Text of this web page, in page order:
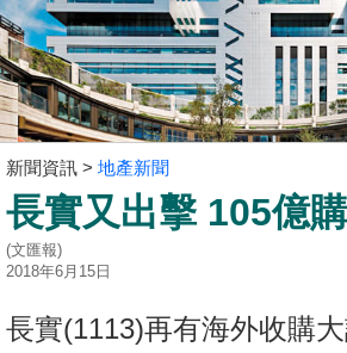
成
交
業
放
盤
宅
按
新聞資訊 > 地產新聞
長實又出擊 105億
(文匯報)
2018年6月15日
長實(1113)再有海外收購